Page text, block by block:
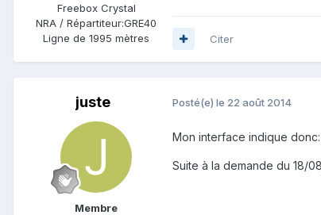
Freebox Crystal
NRA / Répartiteur:GRE40
Ligne de 1995 mètres Citer
juste
Membre
Posté(e) le 22 août 2014
Mon interface indique donc:
Suite à la demande du 18/